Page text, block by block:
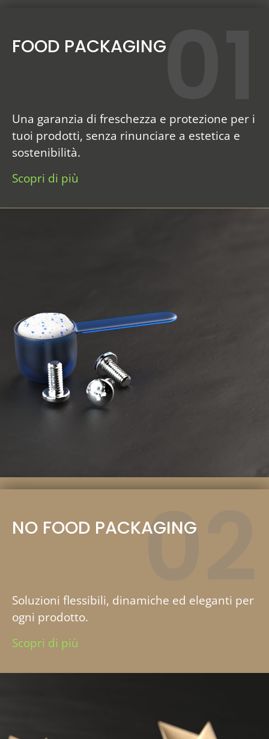
01
FOOD PACKAGING
Una garanzia di freschezza e protezione per i
tuoi prodotti, senza rinunciare a estetica e
sostenibilità.
Scopri di più
02
NO FOOD PACKAGING
Soluzioni flessibili, dinamiche ed eleganti per
ogni prodotto.
Scopri di più